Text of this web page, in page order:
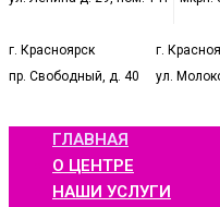
г. Красноярск
пр. Свободный, д. 40
г.
ул.
ГЛАВНАЯ
О ЦЕНТРЕ
НАШИ УСЛУГИ